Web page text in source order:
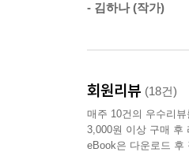
“하드보일드 레이
대표적으로 보여
분열되어 벌이는
떠올려보건대, 그
- 김하나 (작가)
회원리뷰 (18건)
매주 10건의 우수리
3,000원 이상 구매 후
eBook은 다운로드 후